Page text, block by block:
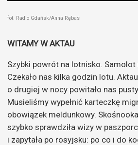
fot. Radio Gdańsk/Anna Rębas
WITAMY W AKTAU
Szybki powrót na lotnisko.
Czekało nas kilka godzin lotu.
o drugiej w nocy powitało nas
Musieliśmy wypełnić karteczkę
obowiązek meldunkowy.
szybko sprawdziła wizy w
i zapytała po rosyjsku: po co i do